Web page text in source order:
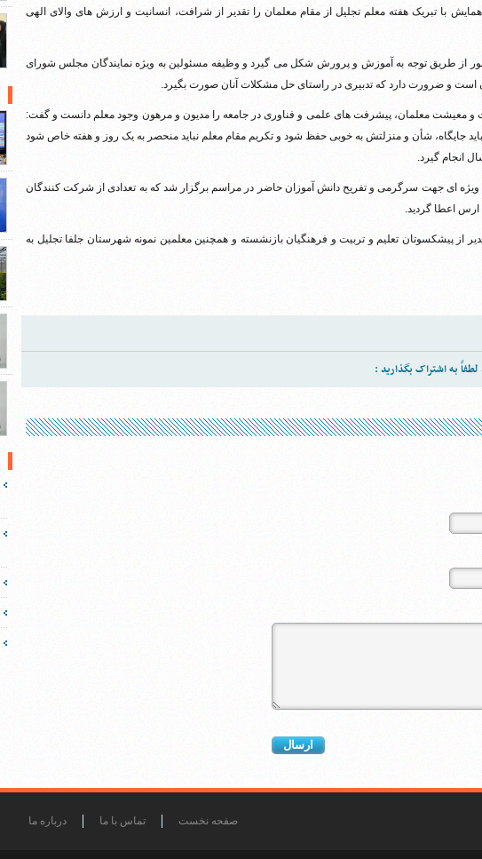
با تبریک هفته معلم تجلیل از مقام معلمان را تقدیر از شرافت، انسانیت و ارزش های والای الهی
از طریق توجه به آموزش و پرورش شکل می گیرد و وظیفه مسئولین به ویژه نمایندگان مجلس شورای
است و ضرورت دارد که تدبیری در راستای حل مشکلات آنان صورت بگیرد.
و معیشت معلمان، پیشرفت های علمی و فناوری در جامعه را مدیون و مرهون وجود معلم دانست و گفت:
جایگاه، شأن و منزلتش به خوبی حفظ شود و تکریم مقام معلم نباید منحصر به یک روز و هفته خاص شود
انجام گیرد.
ویژه ای جهت سرگرمی و تفریح دانش آموزان حاضر در مراسم برگزار شد که به تعدادی از شرکت کنندگان
اعطا گردید.
از پیشکسوتان تعلیم و تربیت و فرهنگیان بازنشسته و همچنین معلمین نمونه شهرستان جلفا تجلیل به
به اشتراک بگذارید :
صفحه نخست تماس با ما درباره ما